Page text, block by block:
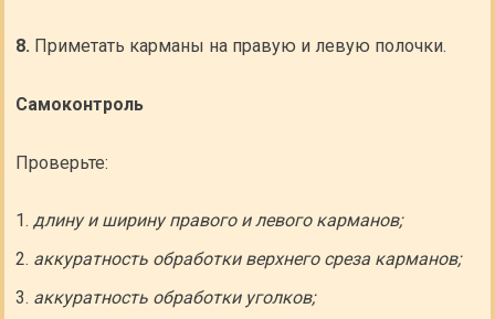
8. Приметать карманы на правую и левую полочки.
Самоконтроль
Проверьте:
длину и ширину правого и левого карманов;
аккуратность обработки верхнего среза карманов;
аккуратность обработки уголков;